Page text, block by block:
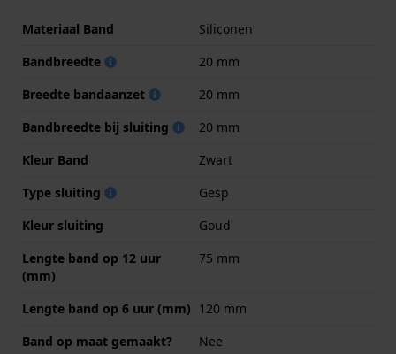
Materiaal Band
Siliconen
Bandbreedte
20 mm
Breedte bandaanzet
20 mm
Bandbreedte bij sluiting
20 mm
Kleur Band
Zwart
Type sluiting
Gesp
Kleur sluiting
Goud
Lengte band op 12 uur
(mm)
75 mm
Lengte band op 6 uur (mm) 120 mm
Band op maat gemaakt?
Nee